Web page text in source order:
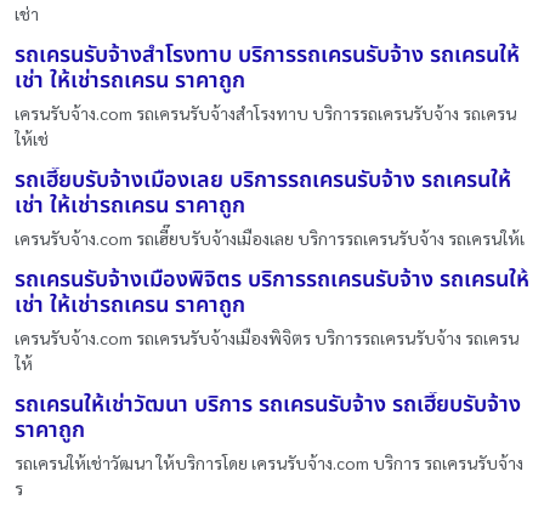
เช่า
รถเครนรับจ้างสำโรงทาบ บริการรถเครนรับจ้าง รถเครนให้
เช่า ให้เช่ารถเครน ราคาถูก
เครนรับจ้าง.com รถเครนรับจ้างสำโรงทาบ บริการรถเครนรับจ้าง รถเครน
ให้เช่
รถเฮี๊ยบรับจ้างเมืองเลย บริการรถเครนรับจ้าง รถเครนให้
เช่า ให้เช่ารถเครน ราคาถูก
เครนรับจ้าง.com รถเฮี๊ยบรับจ้างเมืองเลย บริการรถเครนรับจ้าง รถเครนให้เ
รถเครนรับจ้างเมืองพิจิตร บริการรถเครนรับจ้าง รถเครนให้
เช่า ให้เช่ารถเครน ราคาถูก
เครนรับจ้าง.com รถเครนรับจ้างเมืองพิจิตร บริการรถเครนรับจ้าง รถเครน
ให้
รถเครนให้เช่าวัฒนา บริการ รถเครนรับจ้าง รถเฮี๊ยบรับจ้าง
ราคาถูก
รถเครนให้เช่าวัฒนา ให้บริการโดย เครนรับจ้าง.com บริการ รถเครนรับจ้าง
ร